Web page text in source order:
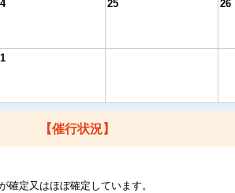
25 26
【催行状況】
確定又はほぼ確定しています。